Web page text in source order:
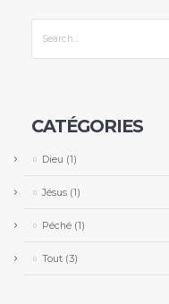
CATÉGORIES
Dieu (1)
Jésus(1)
Péché(1)
Tout(3)